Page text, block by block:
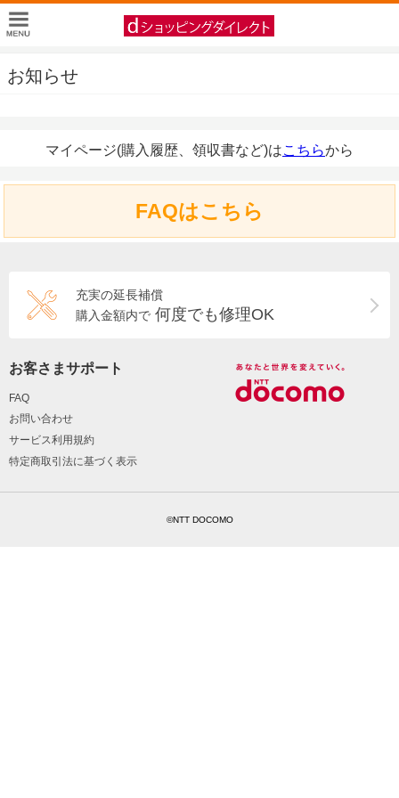
お知らせ
マイページ(購入履歴、領収書など)はこちらから
FAQはこちら
充実の延長補償
購入金額内で 何度でも修理OK
お客さまサポート
FAQ
お問い合わせ
サービス利用規約
特定商取引法に基づく表示
©NTT DOCOMO